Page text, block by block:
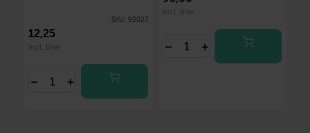
SKU: 92027
12,25
incl. btw
– +
incl. btw
– +